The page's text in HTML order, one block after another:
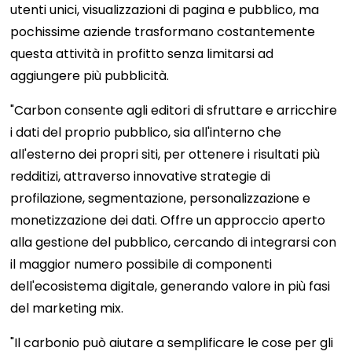
utenti unici, visualizzazioni di pagina e pubblico, ma
pochissime aziende trasformano costantemente
questa attività in profitto senza limitarsi ad
aggiungere più pubblicità.
"Carbon consente agli editori di sfruttare e arricchire
i dati del proprio pubblico, sia all'interno che
all'esterno dei propri siti, per ottenere i risultati più
redditizi, attraverso innovative strategie di
profilazione, segmentazione, personalizzazione e
monetizzazione dei dati. Offre un approccio aperto
alla gestione del pubblico, cercando di integrarsi con
il maggior numero possibile di componenti
dell'ecosistema digitale, generando valore in più fasi
del marketing mix.
"Il carbonio può aiutare a semplificare le cose per gli